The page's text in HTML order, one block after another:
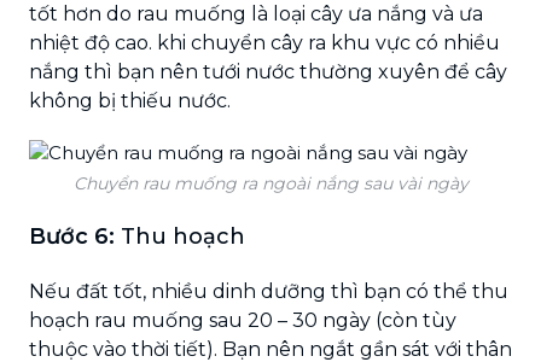
tốt hơn do rau muống là loại cây ưa nắng và ưa
nhiệt độ cao. khi chuyển cây ra khu vực có nhiều
nắng thì bạn nên tưới nước thường xuyên để cây
không bị thiếu nước.
Chuyển rau muống ra ngoài nắng sau vài ngày
Bước 6: Thu hoạch
Nếu đất tốt, nhiều dinh dưỡng thì bạn có thể thu
hoạch rau muống sau 20 – 30 ngày (còn tùy
thuộc vào thời tiết). Bạn nên ngắt gần sát với thân